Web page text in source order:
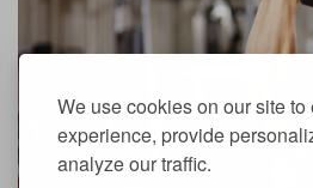
We use cookies on our site
experience, provide
analyze our traffic.